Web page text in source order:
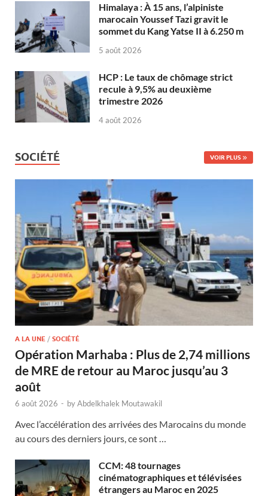
Himalaya : À 15 ans, l’alpiniste
marocain Youssef Tazi gravit le
sommet du Kang Yatse II à 6.250 m
5 août 2026
HCP : Le taux de chômage strict
recule à 9,5% au deuxième
trimestre 2026
4 août 2026
SOCIÉTÉ VOIR PLUS
A LA UNE / SOCIÉTÉ
Opération Marhaba : Plus de 2,74 millions
de MRE de retour au Maroc jusqu’au 3
août
6 août 2026 - byAbdelkhalek Moutawakil
Avec l’accélération des arrivées des Marocains du monde
au cours des derniers jours, ce sont …
CCM: 48 tournages
cinématographiques et télévisées
étrangers au Maroc en 2025